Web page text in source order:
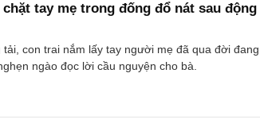
tay mẹ trong đống đổ nát sau động
con trai nắm lấy tay người mẹ đã qua đời đang
ngào đọc lời cầu nguyện cho bà.